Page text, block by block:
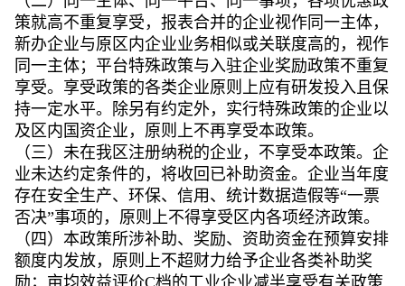
策就高不重复享受，报表合并的企业视作同一主体，
新办企业与原区内企业业务相似或关联度高的，视作
同一主体；平台特殊政策与入驻企业奖励政策不重复
享受。享受政策的各类企业原则上应有研发投入且保
持一定水平。除另有约定外，实行特殊政策的企业以
及区内国资企业，原则上不再享受本政策。
（三）未在我区注册纳税的企业，不享受本政策。企
业未达约定条件的，将收回已补助资金。企业当年度
存在安全生产、环保、信用、统计数据造假等“一票
否决”事项的，原则上不得享受区内各项经济政策。
（四）本政策所涉补助、奖励、资助资金在预算安排
额度内发放，原则上不超财力给予企业各类补助奖
励；亩均效益评价C档的工业企业减半享受有关政策,